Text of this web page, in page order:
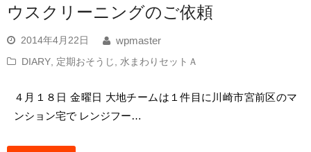
ウスクリーニングのご依頼
2014年4月22日
wpmaster
DIARY, 定期おそうじ, 水まわりセットＡ
４月１８日 金曜日 大地チームは１件目に川崎市宮前区のマ
ンション宅で レンジフー…